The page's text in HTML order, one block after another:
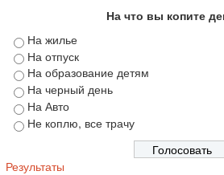
На что вы копите
На жилье
На отпуск
На образование детям
На черный день
На Авто
Не коплю, все трачу
Результаты